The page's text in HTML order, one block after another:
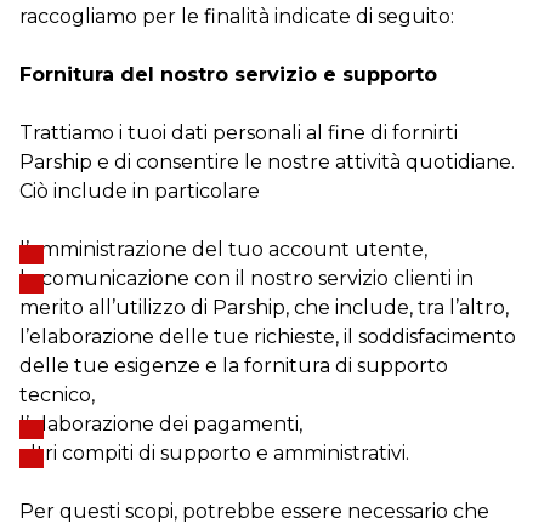
raccogliamo per le finalità indicate di seguito:
Fornitura del nostro servizio e supporto
Trattiamo i tuoi dati personali al fine di fornirti
Parship e di consentire le nostre attività quotidiane.
Ciò include in particolare
l’amministrazione del tuo account utente,
la comunicazione con il nostro servizio clienti in
merito all’utilizzo di Parship, che include, tra l’altro,
l’elaborazione delle tue richieste, il soddisfacimento
delle tue esigenze e la fornitura di supporto
tecnico,
l’elaborazione dei pagamenti,
altri compiti di supporto e amministrativi.
Per questi scopi, potrebbe essere necessario che